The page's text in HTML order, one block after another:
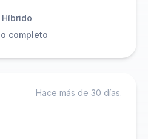
completo
Hace más de 30 días.